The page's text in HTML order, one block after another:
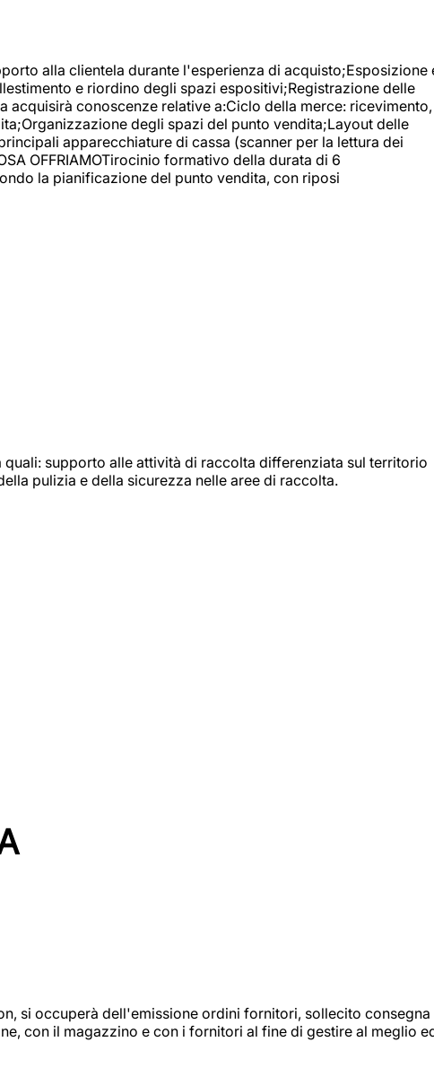
alla clientela durante l'esperienza di acquisto;Esposizione
e riordino degli spazi espositivi;Registrazione delle
acquisirà conoscenze relative a:Ciclo della merce: ricevimento,
degli spazi del punto vendita;Layout delle
apparecchiature di cassa (scanner per la lettura dei
OFFRIAMOTirocinio formativo della durata di 6
la pianificazione del punto vendita, con riposi
supporto alle attività di raccolta differenziata sul territorio
pulizia e della sicurezza nelle aree di raccolta.
si occuperà dell'emissione ordini fornitori, sollecito consegna
con il magazzino e con i fornitori al fine di gestire al meglio